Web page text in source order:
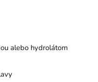
alebo hydrolátom